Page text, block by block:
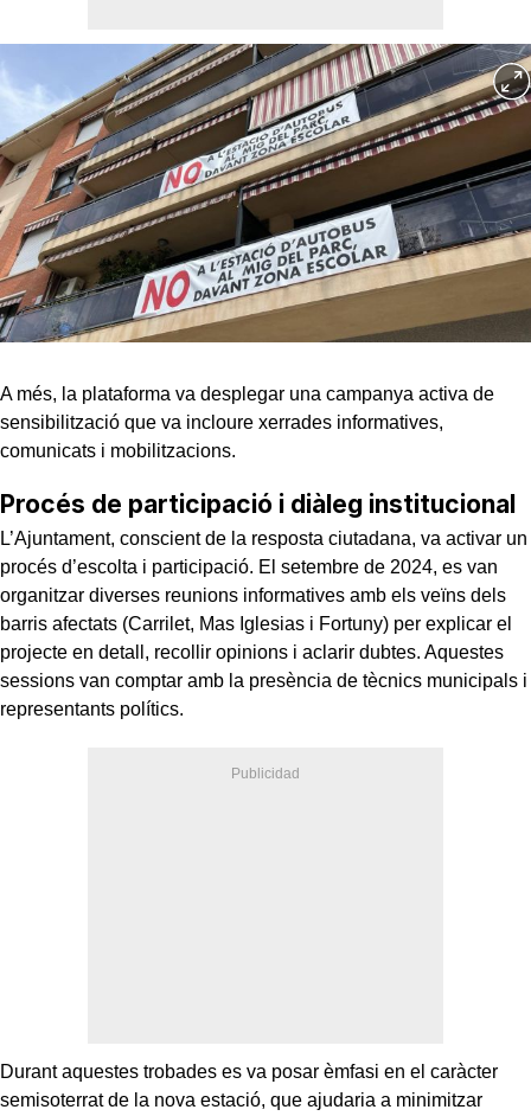
A més, la plataforma va desplegar una campanya activa de
sensibilització que va incloure xerrades informatives,
comunicats i mobilitzacions.
Procés de participació i diàleg institucional
L’Ajuntament, conscient de la resposta ciutadana, va activar un
procés d’escolta i participació. El setembre de 2024, es van
organitzar diverses reunions informatives amb els veïns dels
barris afectats (Carrilet, Mas Iglesias i Fortuny) per explicar el
projecte en detall, recollir opinions i aclarir dubtes. Aquestes
sessions van comptar amb la presència de tècnics municipals i
representants polítics.
Durant aquestes trobades es va posar èmfasi en el caràcter
semisoterrat de la nova estació, que ajudaria a minimitzar